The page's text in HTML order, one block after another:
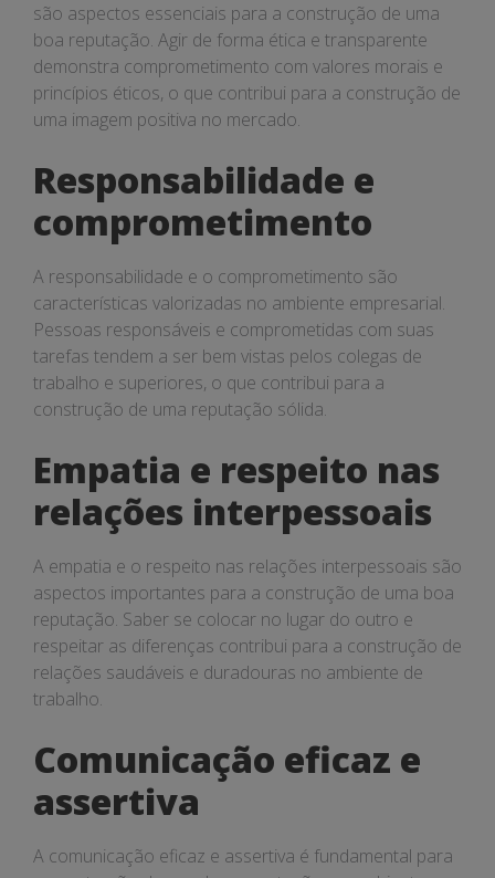
são aspectos essenciais para a construção de uma
boa reputação. Agir de forma ética e transparente
demonstra comprometimento com valores morais e
princípios éticos, o que contribui para a construção de
uma imagem positiva no mercado.
Responsabilidade e
comprometimento
A responsabilidade e o comprometimento são
características valorizadas no ambiente empresarial.
Pessoas responsáveis e comprometidas com suas
tarefas tendem a ser bem vistas pelos colegas de
trabalho e superiores, o que contribui para a
construção de uma reputação sólida.
Empatia e respeito nas
relações interpessoais
A empatia e o respeito nas relações interpessoais são
aspectos importantes para a construção de uma boa
reputação. Saber se colocar no lugar do outro e
respeitar as diferenças contribui para a construção de
relações saudáveis e duradouras no ambiente de
trabalho.
Comunicação eficaz e
assertiva
A comunicação eficaz e assertiva é fundamental para